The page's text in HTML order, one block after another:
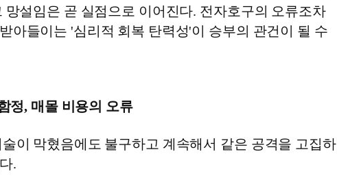
망설임은 곧 실점으로 이어진다. 전자호구의 오류조차
아들이는 '심리적 회복 탄력성'이 승부의 관건이 될 수
정, 매몰 비용의 오류
이 막혔음에도 불구하고 계속해서 같은 공격을 고집하
.